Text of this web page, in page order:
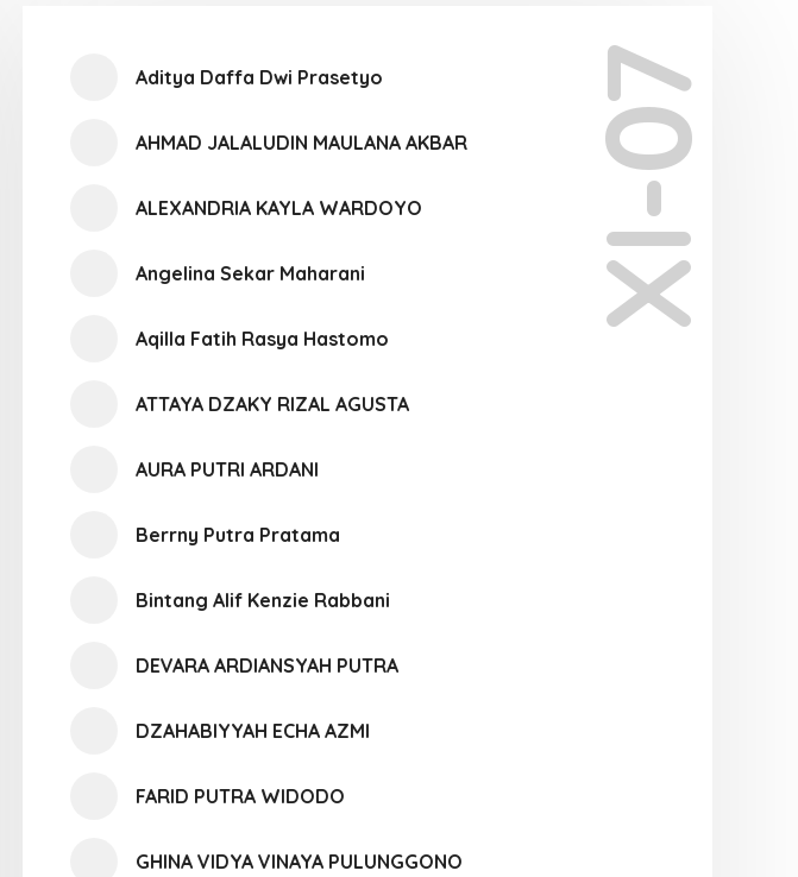
XI-07
Aditya Daffa Dwi Prasetyo
AHMAD JALALUDIN MAULANA AKBAR
ALEXANDRIA KAYLA WARDOYO
Angelina Sekar Maharani
Aqilla Fatih Rasya Hastomo
ATTAYA DZAKY RIZAL AGUSTA
AURA PUTRI ARDANI
Berrny Putra Pratama
Bintang Alif Kenzie Rabbani
DEVARA ARDIANSYAH PUTRA
DZAHABIYYAH ECHA AZMI
FARID PUTRA WIDODO
GHINA VIDYA VINAYA PULUNGGONO